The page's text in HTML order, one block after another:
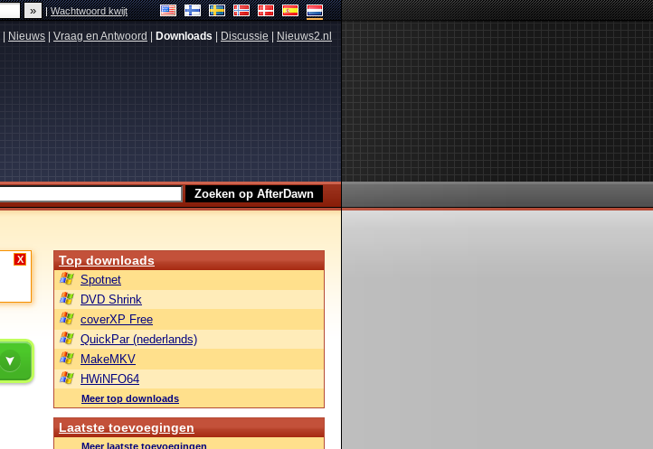
|Wachtwoord kwijt
Nieuws Vraag en Antwoord Downloads Discussie Nieuws2.nl
X Top downloads
Spotnet
DVD Shrink
coverXP Free
QuickPar (nederlands)
MakeMKV
HWiNFO64
Meer top downloads
Laatste toevoegingen
Meer laatste toevoegingen